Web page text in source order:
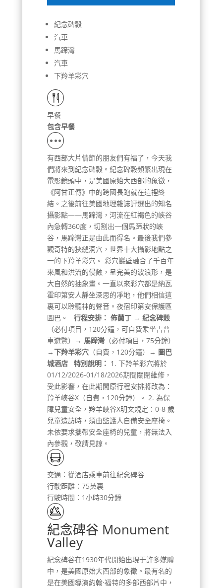
紀念碑穀
汽車
馬蹄灣
汽車
下羚羊彩穴
早餐
包含早餐
有西部大片情節的朋友們有福了，今天我
們將來到紀念碑穀。紀念碑穀頻繁出現在
電影鏡頭中，是美國原始大西部的象徵，
《阿甘正傳》中的跨國長跑就在這裡終
結。之後前往美國地理雜誌評選出的知名
攝影點——馬蹄灣，河流在紅褐色的峽谷
內急轉360度，切割出一個馬蹄狀的峽
谷，馬蹄灣正是由此而得名。最後我們參
觀奇特的狹縫洞穴，世界十大攝影地點之
一的下羚羊彩穴。 彩穴巖壁融合了千百年
來風和洪流的侵蝕，呈完美的波浪形，是
大自然的抽象畫。一直以來彩穴都是納瓦
霍印第安人靜坐深思的凈地，他們相信這
裏可以聆聽神的聲音。夜宿印第安保護區
圖巴。 行程安排： 佈蘭丁 → 紀念碑穀
（必付項目，120分鐘，可自費乘坐吉普
車遊覽）
→ 馬蹄灣（必付項目，75分鐘）
→下羚羊彩穴（自費，120分鐘）→ 圖巴
城酒店
特別說明： 1. 下羚羊彩穴將於
01/12/2026-01/18/2026期間關閉維修，
受此影響，在此期間原行程安排將改為：
羚羊峽谷X（自費，120分鐘）。 2. 為保
障兒童安全，羚羊峽谷X明文規定：0-8 歲
兒童造訪時，須由監護人自備安全座椅。
未依要求攜帶安全座椅的兒童，將無法入
內參觀，敬請見諒。
交通：從酒店乘車前往紀念碑谷
行駛距離：75英裏
行駛時間：1小時30分鐘
紀念碑谷 Monument
Valley
紀念碑谷在1930年代開始出現于許多媒體
中，是美國原始大西部的象徵。最有名的
是在美國導演約翰·福特的多部西部片中，